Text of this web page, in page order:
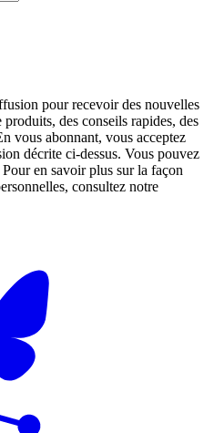
pour recevoir des nouvelles
des conseils rapides, des
vous abonnant, vous acceptez
décrite ci-dessus. Vous pouvez
en savoir plus sur la façon
consultez notre